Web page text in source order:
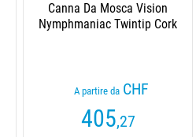
Canna Da Mosca Vision
Nymphmaniac Twintip Cork
A partire da CHF
405,27